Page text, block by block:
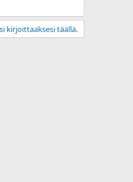
kirjoittaaksesi täällä.